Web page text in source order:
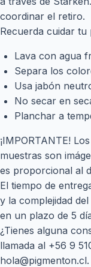
coordinar el retiro.
Recuerda cuidar tu
Lava con agua
Separa los
Usa jabón
No secar en
Planchar a
¡IMPORTANTE!
muestras son
es proporcional al
El tiempo de
y la complejidad
en un plazo de 5
¿Tienes alguna
llamada al +56 9
hola@pigmenton.cl.